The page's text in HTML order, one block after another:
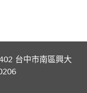
台中市南區興大